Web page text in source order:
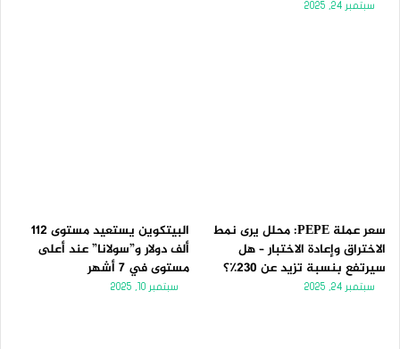
سبتمبر 24, 2025
سعر عملة PEPE: محلل يرى نمط
الاختراق وإعادة الاختبار – هل
سيرتفع بنسبة تزيد عن 230٪؟
سبتمبر 24, 2025
البيتكوين يستعيد مستوى 112
ألف دولار و”سولانا” عند أعلى
مستوى في 7 أشهر
سبتمبر 10, 2025